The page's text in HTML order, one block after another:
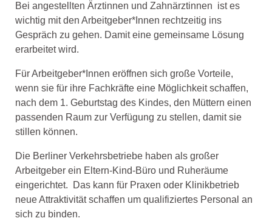
Bei angestellten Ärztinnen und Zahnärztinnen ist es
wichtig mit den Arbeitgeber*Innen rechtzeitig ins
Gespräch zu gehen. Damit eine gemeinsame Lösung
erarbeitet wird.
Für Arbeitgeber*Innen eröffnen sich große Vorteile,
wenn sie für ihre Fachkräfte eine Möglichkeit schaffen,
nach dem 1. Geburtstag des Kindes, den Müttern einen
passenden Raum zur Verfügung zu stellen, damit sie
stillen können.
Die Berliner Verkehrsbetriebe haben als großer
Arbeitgeber ein Eltern-Kind-Büro und Ruheräume
eingerichtet. Das kann für Praxen oder Klinikbetrieb
neue Attraktivität schaffen um qualifiziertes Personal an
sich zu binden.